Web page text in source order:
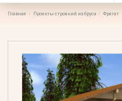
Главная Проекты строений из бруса Фрегат